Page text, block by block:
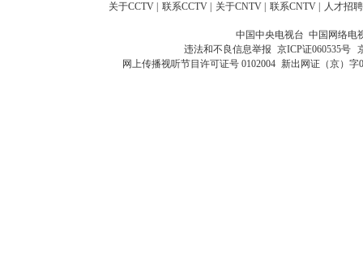
关于CCTV 联系CCTV 关于CNTV 联系CNTV 人才招聘
中国中央电视台 中国网络电
违法和不良信息举报 京ICP证060535号
网上传播视听节目许可证号 0102004 新出网证（京）